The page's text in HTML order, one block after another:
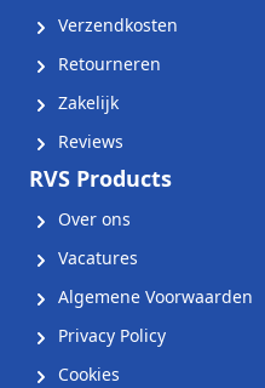
Verzendkosten
Retourneren
Zakelijk
Reviews
RVS Products
Over ons
Vacatures
Algemene Voorwaarden
Privacy Policy
Cookies